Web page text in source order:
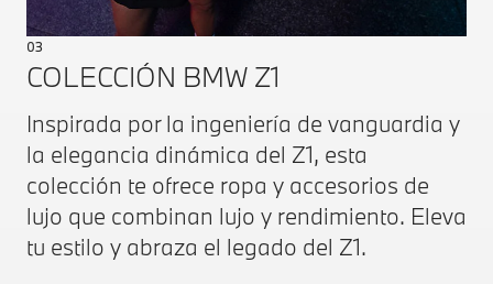
03
COLECCIÓN BMW Z1
Inspirada por la ingeniería de vanguardia y
la elegancia dinámica del Z1, esta
colección te ofrece ropa y accesorios de
lujo que combinan lujo y rendimiento. Eleva
tu estilo y abraza el legado del Z1.